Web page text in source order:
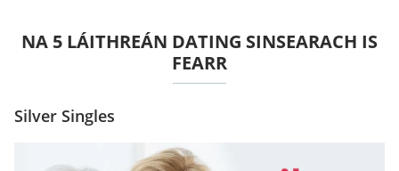
NA 5 LÁITHREÁN DATING SINSEARACH IS
FEARR
Silver Singles